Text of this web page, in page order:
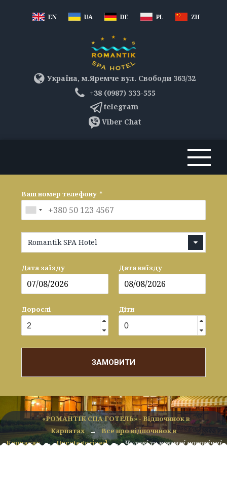
EN UA DE PL ZH
Україна, м.Яремче вул. Свободи 363/32
+38 (0987) 333-555
telegram
Viber Chat
Ваш номер телефону *
Romantik SPA Hotel
Дата заїзду Дата виїзду
Дорослі Діти
ЗАМОВИТИ
«РОМАНТІК СПА ГОТЕЛЬ» - Відпочинок в
Карпатах →
Все про відпочинок в
Карпатах → Uncategorized → Чудові та яскраві новорічні